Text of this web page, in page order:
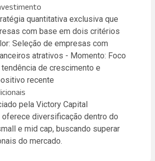
quantitativa exclusiva que
com base em dois critérios
Seleção de empresas com
atrativos - Momento: Foco
de crescimento e
recente
pela Victory Capital
oferece diversificação dentro do
e mid cap, buscando superar
do mercado.